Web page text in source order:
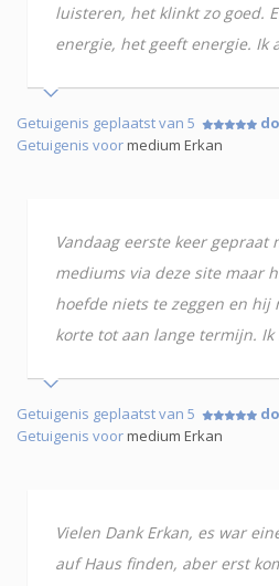
luisteren, het klinkt zo goed.
energie, het geeft energie. Ik
Getuigenis geplaatst van 5
Getuigenis voormedium Erkan
Vandaag eerste keer gepraat
mediums via deze site maar
hoefde niets te zeggen en hij
korte tot aan lange termijn. Ik
Getuigenis geplaatst van 5
Getuigenis voormedium Erkan
Vielen Dank Erkan, es war
auf Haus finden, aber erst